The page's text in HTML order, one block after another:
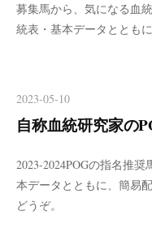
募集馬から、気になる血
統表・基本データととも
2023-05-10
自称血統研究家の
2023-2024POGの指名推
本データとともに、簡易
どうぞ。